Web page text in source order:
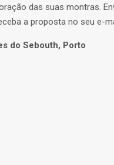
das suas montras.
a proposta no seu e-
do Sebouth, Porto